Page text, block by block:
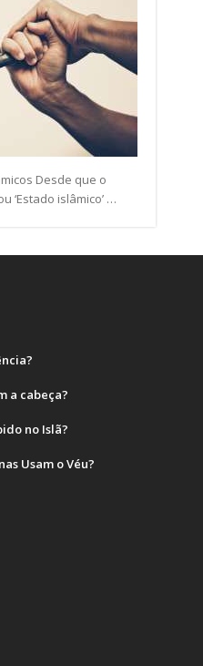
Desde que o
‘Estado islâmico’ …
a cabeça?
no Islã?
Usam o Véu?